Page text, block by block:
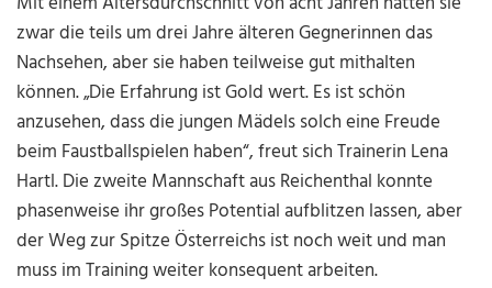
zwar die teils um drei Jahre älteren Gegnerinnen das
Nachsehen, aber sie haben teilweise gut mithalten
können. „Die Erfahrung ist Gold wert. Es ist schön
anzusehen, dass die jungen Mädels solch eine Freude
beim Faustballspielen haben“, freut sich Trainerin Lena
Hartl. Die zweite Mannschaft aus Reichenthal konnte
phasenweise ihr großes Potential aufblitzen lassen, aber
der Weg zur Spitze Österreichs ist noch weit und man
muss im Training weiter konsequent arbeiten.